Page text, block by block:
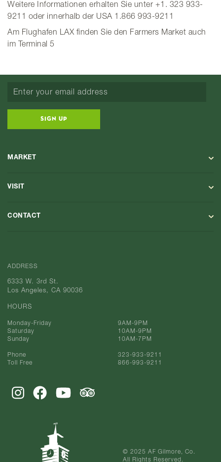
Weitere Informationen erhalten Sie unter +1. 323 933-
9211 oder innerhalb der USA 1.866 993-9211
Am Flughafen LAX finden Sie den Farmers Market auch
im Terminal 5
SIGN UP
MARKET
VISIT
CONTACT
ADDRESS
6333 W. 3rd St.
Los Angeles, CA 90036
HOURS
Monday-Friday
Saturday
Sunday
Phone
Toll Free
9AM-9PM
10AM-9PM
10AM-7PM
323-933-9211
866-993-9211
© 2025 AF Gilmore, Co.
All Rights Reserved.